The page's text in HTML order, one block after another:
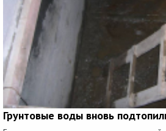
Грунтовые воды вновь